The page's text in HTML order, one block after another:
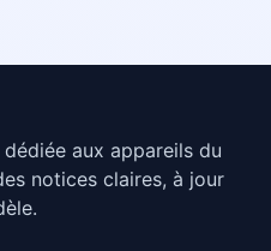
aux appareils du
notices claires, à jour